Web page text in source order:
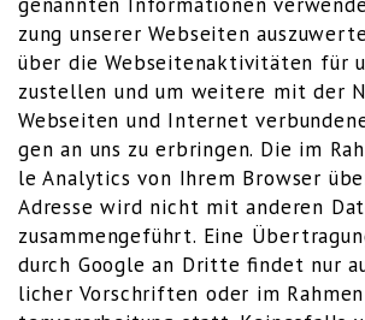
zung unse­rer Web­sei­ten
über die Web­sei­ten­ak­ti­vi­tä­ten für
zu­stel­len und um wei­te­re mit der
Web­sei­ten und Inter­net
gen an uns zu erbrin­gen. Die im
le Ana­ly­tics von Ihrem Brow­ser
Adres­se wird nicht mit ande­ren
zusam­men­ge­führt. Eine
durch Goog­le an Drit­te fin­det nur
li­cher Vor­schrif­ten oder im